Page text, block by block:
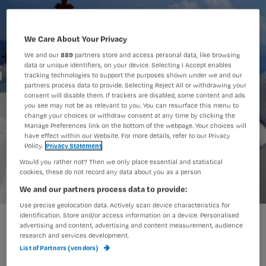
Na haar vakantie in Griekenland moest
Sandra heel hard lachen om de
We Care About Your Privacy
We and our889 partners store and access personal data, like browsing
data or unique identifiers, on your device. Selecting I Accept enables
tracking technologies to support the purposes shown under we and our
partners process data to provide. Selecting Reject All or withdrawing your
consent will disable them. If trackers are disabled, some content and ads
you see may not be as relevant to you. You can resurface this menu to
change your choices or withdraw consent at any time by clicking the
Manage Preferences link on the bottom of the webpage. Your choices will
have effect within our Website. For more details, refer to our Privacy
Policy. Privacy Statement
Would you rather not? Then we only place essential and statistical
cookies, these do not record any data about you as a person
We and our partners process data to provide:
Use precise geolocation data. Actively scan device characteristics for
identification. Store and/or access information on a device. Personalised
advertising and content, advertising and content measurement, audience
research and services development.
List of Partners (vendors)